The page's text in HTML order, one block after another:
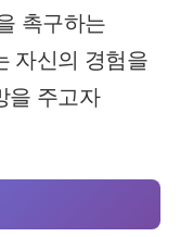
촉구하는
자신의 경험을
을 주고자